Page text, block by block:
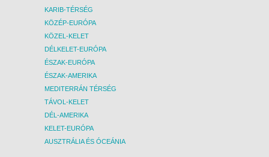
KARIB-TÉRSÉG
KÖZÉP-EURÓPA
KÖZEL-KELET
DÉLKELET-EURÓPA
ÉSZAK-EURÓPA
ÉSZAK-AMERIKA
MEDITERRÁN TÉRSÉG
TÁVOL-KELET
DÉL-AMERIKA
KELET-EURÓPA
AUSZTRÁLIA ÉS ÓCEÁNIA